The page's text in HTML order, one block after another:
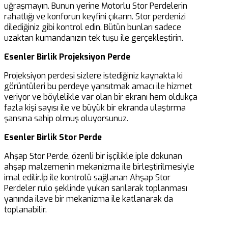
ovat ehdottomasti kokeilemisen arvoisia.
Lisätietoja suosituimmista kolikkopeleistä ja parhaista
kasinobonuksista löydät osoitteesta
auttaa valitsemaan juuri sinulle sopivimman
pelipaikan, jossa voit nauttia näistä upeista
kolikkopeleistä turvallisesti ja luotettavasti. Älä
missaa tilaisuuttasi kokeilla onneasi ja voittaa isoja
palkintoja näiden suosittujen pelien parissa!
Kasinoiden valinnat: Parhaat pelit
pelaajien suosiossa
Vuosi 2024 on tuonut mukanaan jännittäviä
kolikkopelivalintoja suomalaisille pelaajille.
Kasinordin asiantuntijat ovat valinneet suosituimmat
kolikkopelit, jotka tarjoavat unohtumattomia
pelikokemuksia. Yksi suosituimmista peleistä on
uğraşmayın. Bunun yerine Motorlu Stor Perdelerin
rahatlığı ve konforun keyfini çıkarın. Stor perdenizi
dilediğiniz gibi kontrol edin. Bütün bunları sadece
uzaktan kumandanızın tek tuşu ile gerçekleştirin.
Esenler Birlik Projeksiyon Perde
Projeksiyon perdesi sizlere istediğiniz kaynakta ki
görüntüleri bu perdeye yansıtmak amacı ile hizmet
veriyor ve böylelikle var olan bir ekranı hem oldukça
fazla kişi sayısı ile ve büyük bir ekranda ulaştırma
şansına sahip olmuş oluyorsunuz.
Esenler Birlik Stor Perde
Ahşap Stor Perde, özenli bir işçilikle iple dokunan
ahşap malzemenin mekanizma ile birleştirilmesiyle
imal edilir.İp ile kontrolü sağlanan Ahşap Stor
Perdeler rulo şeklinde yukarı sarılarak toplanması
yanında ilave bir mekanizma ile katlanarak da
toplanabilir.